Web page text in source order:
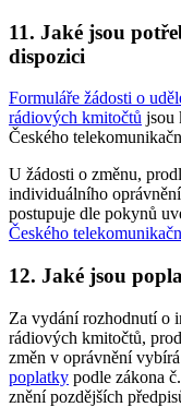
11. Jaké jsou
dispozici
Formuláře žádosti o
rádiových kmitočtů jsou
Českého
U žádosti o změnu,
individuálního
postupuje dle pokynů
Českého
12. Jaké jsou
Za vydání rozhodnutí o
rádiových kmitočtů,
změn v oprávnění
poplatky podle zákona
znění pozdějších